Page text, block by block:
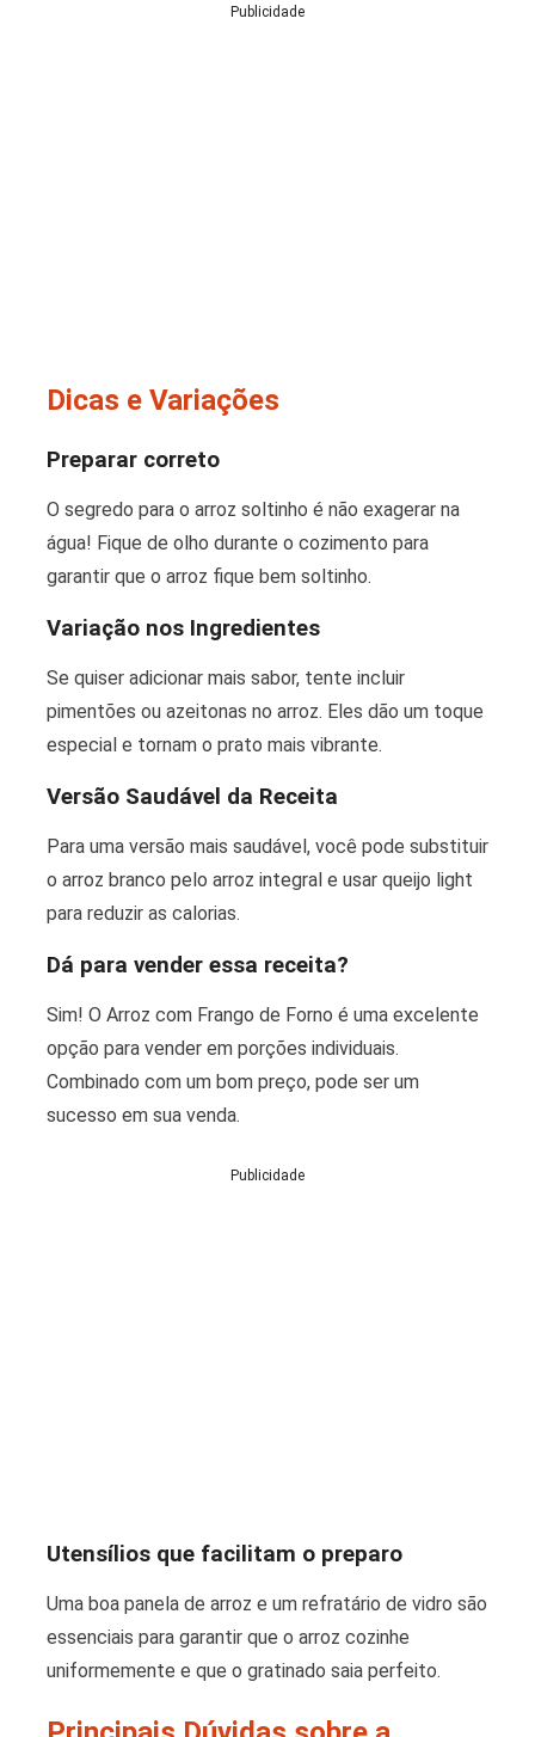
Publicidade
Dicas e Variações
Preparar correto
O segredo para o arroz soltinho é não exagerar na
água! Fique de olho durante o cozimento para
garantir que o arroz fique bem soltinho.
Variação nos Ingredientes
Se quiser adicionar mais sabor, tente incluir
pimentões ou azeitonas no arroz. Eles dão um toque
especial e tornam o prato mais vibrante.
Versão Saudável da Receita
Para uma versão mais saudável, você pode substituir
o arroz branco pelo arroz integral e usar queijo light
para reduzir as calorias.
Dá para vender essa receita?
Sim! O Arroz com Frango de Forno é uma excelente
opção para vender em porções individuais.
Combinado com um bom preço, pode ser um
sucesso em sua venda.
Publicidade
Utensílios que facilitam o preparo
Uma boa panela de arroz e um refratário de vidro são
essenciais para garantir que o arroz cozinhe
uniformemente e que o gratinado saia perfeito.